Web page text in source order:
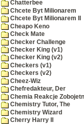
Chatterbee
Chcete Byt Milionarem
Chcete Byt Milionarem II
Cheapo Keno
Check Mate
Checker Challenge
Checker King (v1)
Checker King (v2)
Checkers (v1)
Checkers (v2)
Cheez-Wiz
Chefredakteur, Der
Chemia Reakcje
Chemistry Tutor, The
Chemistry Wizard
Cherry Harry II